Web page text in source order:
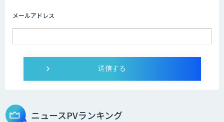
メールアドレス
ニュースPVランキング